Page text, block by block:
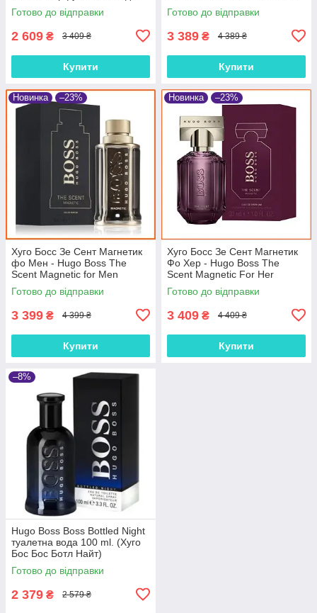
100 ml.
Готово до відправки
2 609 ₴ 3 409 ₴
Купити
парфумована вода 100 ml.
Готово до відправки
3 389 ₴ 4 389 ₴
Купити
Новинка –23%
Хуго Босс Зе Сент Магнетик
фо Мен - Hugo Boss The
Scent Magnetic for Men
парфумована вода 100 ml.
Готово до відправки
3 399 ₴ 4 399 ₴
Купити
Новинка –23%
Хуго Босс Зе Сент Магнетик
Фо Хер - Hugo Boss The
Scent Magnetic For Her
парфумована вода 100 ml.
Готово до відправки
3 409 ₴ 4 409 ₴
Купити
–8%
Hugo Boss Boss Bottled Night
туалетна вода 100 ml. (Хуго
Бос Бос Ботл Найт)
Готово до відправки
2 379 ₴ 2 579 ₴